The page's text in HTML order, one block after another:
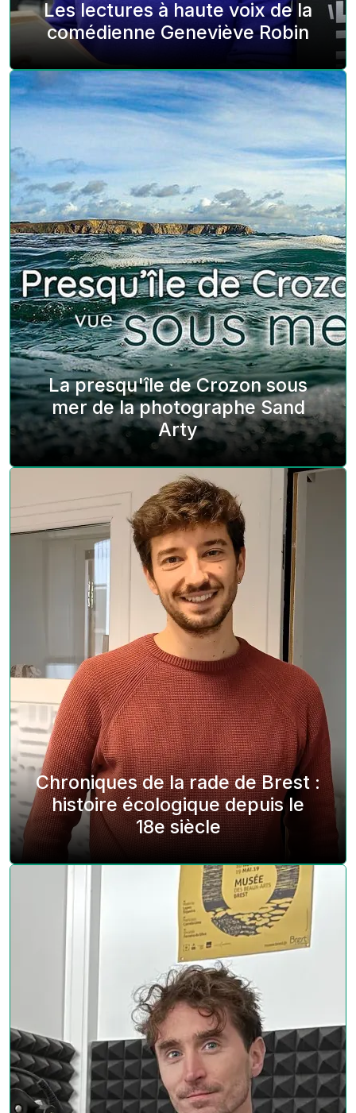
Les lectures à haute voix de la
comédienne Geneviève Robin
La presqu'île de Crozon sous
mer de la photographe Sand
Arty
Chroniques de la rade de Brest :
histoire écologique depuis le
18e siècle